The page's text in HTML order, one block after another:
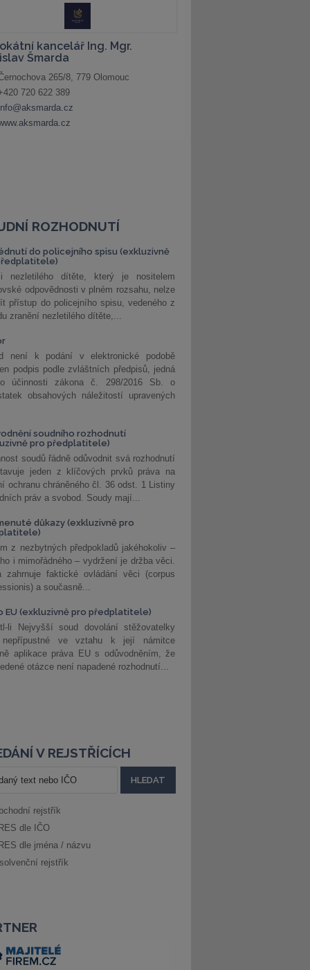
ROZHODNUTÍ
do policejního spisu (exkluzivně
nezletilého dítěte, který je nositelem
odpovědnosti v plném rozsahu, nelze
přístup do policejního spisu, vedeného z
zranění nezletilého dítěte,...
není k podání v elektronické podobě
podpis podle zvláštních předpisů, jedná
účinnosti zákona č. 298/2016 Sb. o
obsahových náležitostí upravených
soudního rozhodnutí
pro předplatitele)
soudů řádně odůvodnit svá rozhodnutí
jeden z klíčových prvků práva na
ochranu chráněného čl. 36 odst. 1 Listiny
práv a svobod. Soudy mají...
důkazy (exkluzivně pro
z nezbytných předpokladů jakéhokoliv –
i mimořádného – vydržení je držba věci.
zahrnuje faktické ovládání věci (corpus
a současně...
EU (exkluzivně pro předplatitele)
li Nejvyšší soud dovolání stěžovatelky
ve vztahu k její námitce
aplikace práva EU s odůvodněním, že
otázce není napadené rozhodnutí...
V REJSTŘÍCÍCH
rejstřík
dle IČO
dle jména / názvu
rejstřík